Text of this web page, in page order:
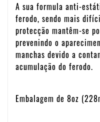
A sua formula anti-
ferodo, sendo mais
protecção mantêm-se
prevenindo o
manchas devido a
acumulação do ferodo.
Embalagem de 8oz